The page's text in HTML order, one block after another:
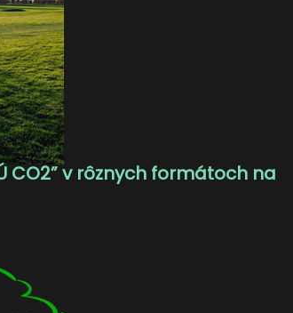
CO2” v rôznych formátoch na